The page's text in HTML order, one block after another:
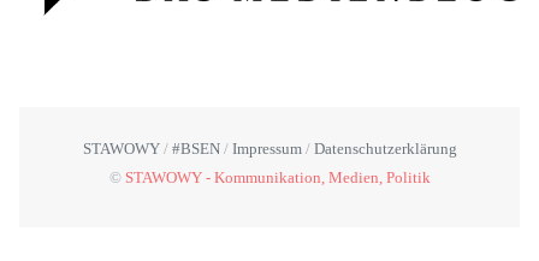
STAWOWY #BSEN Impressum
Datenschutzerklärung
© STAWOWY - Kommunikation, Medien, Politik